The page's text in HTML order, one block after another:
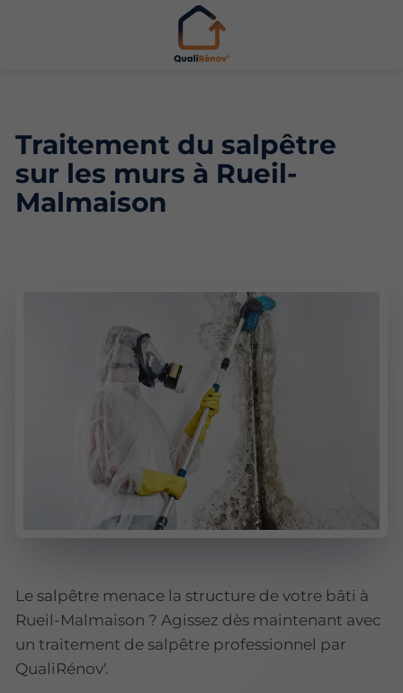
Traitement du salpêtre
sur les murs à Rueil-
Malmaison
Le salpêtre menace la structure de votre bâti à
Rueil-Malmaison ? Agissez dès maintenant avec
un traitement de salpêtre professionnel par
QualiRénov'.